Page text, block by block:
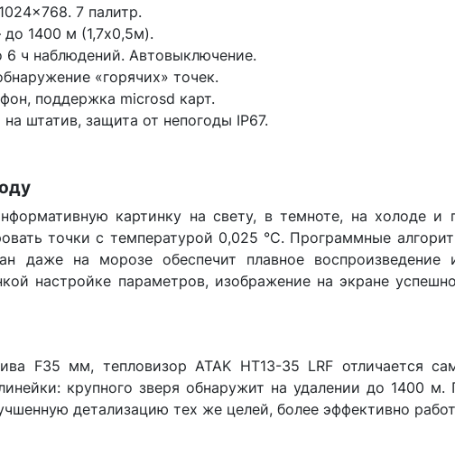
7 палитр.
1400 м (1,7x0,5м).
ч наблюдений. Автовыключение.
«горячих» точек.
поддержка microsd карт.
штатив, защита от непогоды IP67.
картинку на свету, в темноте, на холоде и
точки с температурой 0,025 °C. Программные
даже на морозе обеспечит плавное
настройке параметров, изображение на экране
F35 мм, тепловизор ATAK HT13-35 LRF отличается
крупного зверя обнаружит на удалении до 1400
детализацию тех же целей, более эффективно